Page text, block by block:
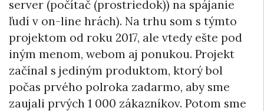
server (počítač (prostriedok)) na spájanie
ľudí v on-line hrách). Na trhu som s týmto
projektom od roku 2017, ale vtedy ešte pod
iným menom, webom aj ponukou. Projekt
začínal s jediným produktom, ktorý bol
počas prvého polroka zadarmo, aby sme
zaujali prvých 1 000 zákazníkov. Potom sme